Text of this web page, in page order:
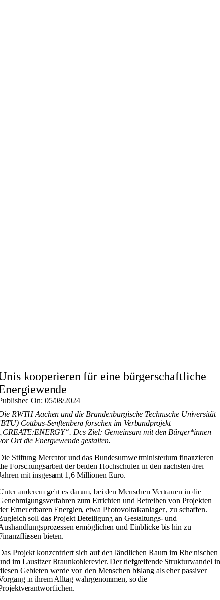
kooperieren für eine bürgerschaftliche
On: 05/08/2024
RWTH Aachen und die Brandenburgische Technische Universität
Cottbus-Senftenberg forschen im Verbundprojekt
Das Ziel: Gemeinsam mit den Bürger*innen
Ort die Energiewende gestalten.
Stiftung Mercator und das Bundesumweltministerium finanzieren
Forschungsarbeit der beiden Hochschulen in den nächsten drei
mit insgesamt 1,6 Millionen Euro.
anderem geht es darum, bei den Menschen Vertrauen in die
zum Errichten und Betreiben von Projekten
Erneuerbaren Energien, etwa Photovoltaikanlagen, zu schaffen.
soll das Projekt Beteiligung an Gestaltungs- und
ermöglichen und Einblicke bis hin zu
bieten.
Projekt konzentriert sich auf den ländlichen Raum im Rheinischen
im Lausitzer Braunkohlerevier. Der tiefgreifende Strukturwandel in
Gebieten werde von den Menschen bislang als eher passiver
in ihrem Alltag wahrgenommen, so die